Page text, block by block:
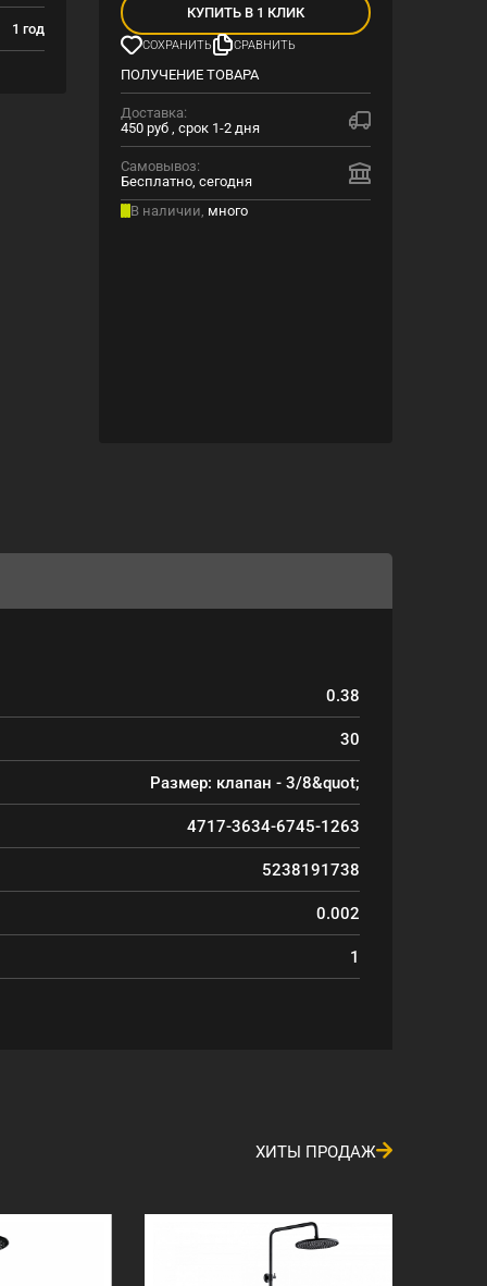
1 год
КУПИТЬ В 1 КЛИК
СОХРАНИТЬ СРАВНИТЬ
ПОЛУЧЕНИЕ ТОВАРА
Доставка:
450 руб , срок 1-2 дня
Самовывоз:
Бесплатно, сегодня
В наличии, много
0.38
30
Размер: клапан - 3/8&quot;
4717-3634-6745-1263
5238191738
0.002
1
ХИТЫ ПРОДАЖ